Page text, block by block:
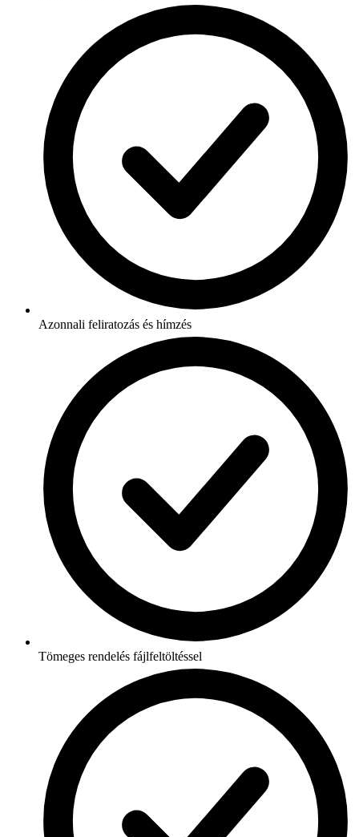
Azonnali feliratozás és hímzés
Tömeges rendelés fájlfeltöltéssel